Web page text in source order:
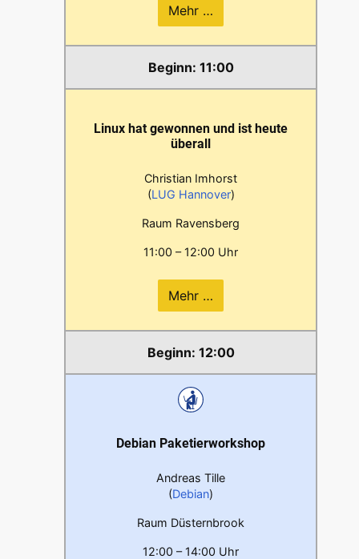
Mehr …
11:00
Linux hat gewonnen und ist heute
überall
Christian Imhorst
(LUG Hannover)
Raum Ravensberg
11:00 – 12:00 Uhr
Mehr …
12:00
Debian Paketierworkshop
Andreas Tille
(Debian)
Raum Düsternbrook
12:00 – 14:00 Uhr